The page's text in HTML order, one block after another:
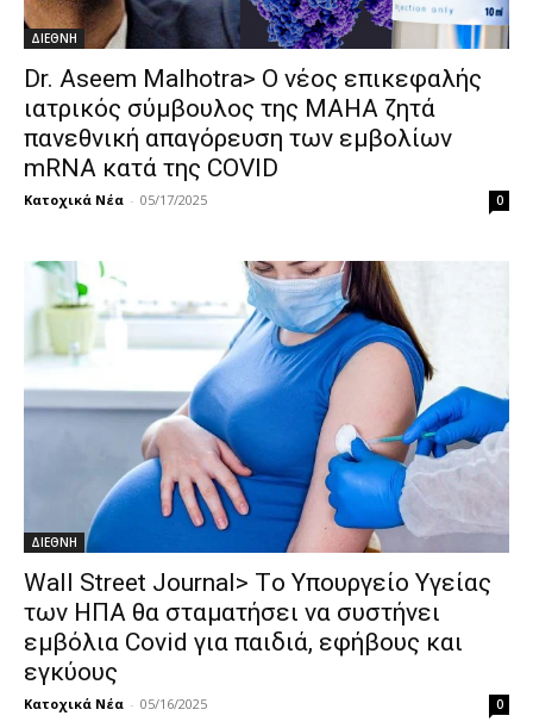
ΔΙΕΘΝΗ
Dr. Aseem Malhotra> Ο νέος επικεφαλής
ιατρικός σύμβουλος της MAHA ζητά
πανεθνική απαγόρευση των εμβολίων
mRNA κατά της COVID
Κατοχικά Νέα - 05/17/2025 0
ΔΙΕΘΝΗ
Wall Street Journal> Tο Υπουργείο Υγείας
των ΗΠΑ θα σταματήσει να συστήνει
εμβόλια Covid για παιδιά, εφήβους και
εγκύους
Κατοχικά Νέα - 05/16/2025 0